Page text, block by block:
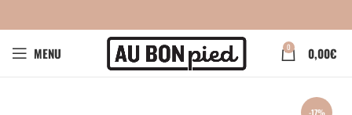
MENU 0 0,00€
-17%